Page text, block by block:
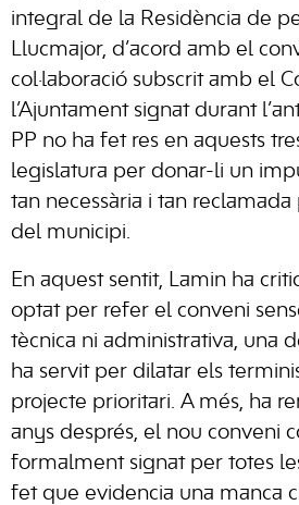
integral de la Residència de
Llucmajor, d’acord amb el
col·laboració subscrit amb el
l’Ajuntament signat durant
PP no ha fet res en aquests
legislatura per donar-li un
tan necessària i tan reclamada
del municipi.
En aquest sentit, Lamin ha
optat per refer el conveni
tècnica ni administrativa, una
ha servit per dilatar els
projecte prioritari. A més, ha
anys després, el nou conveni
formalment signat per totes
fet que evidencia una manca